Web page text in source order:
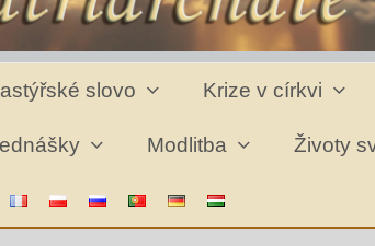
slovo Krize v církvi
Modlitba Životy